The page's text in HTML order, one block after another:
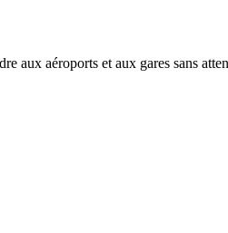
aux aéroports et aux gares sans